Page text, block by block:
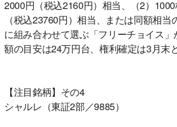
2000円（税込2160円）相当、（2）
（税込23760円）相当、または同額相
に組み合わせて選ぶ「フリーチョイス
額の目安は24万円台、権利確定は3月末
【注目銘柄】その4
シャルレ（東証2部／9885）